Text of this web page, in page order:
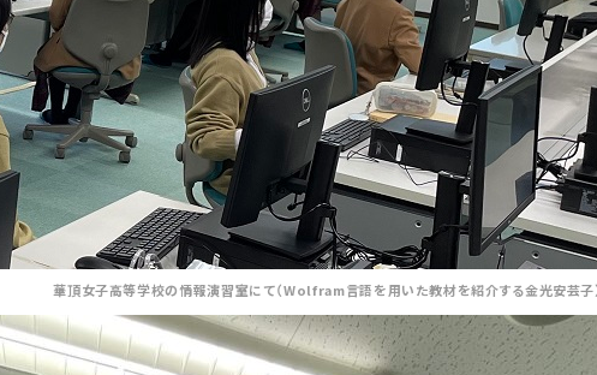
華頂女子高等学校の情報演習室にて（Wolfram言語を用いた教材を紹介する金光安芸子